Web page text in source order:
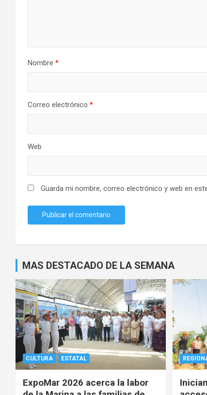
Nombre *
Correo electrónico *
Web
Guarda mi nombre, correo electrónico y web en
MAS DESTACADO DE LA SEMANA
CULTURA ESTATAL
ExpoMar 2026 acerca la labor